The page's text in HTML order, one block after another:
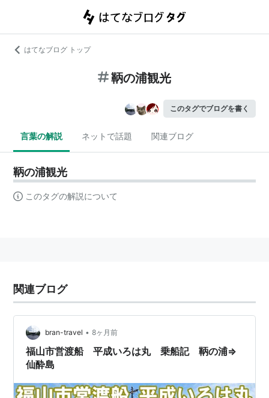
はてなブログ トップ
鞆の浦観光
このタグでブログを書く
言葉の解説 ネットで話題 関連ブログ
鞆の浦観光
このタグの解説について
関連ブログ
bran-travel • 8ヶ月前
福山市営渡船 平成いろは丸 乗船記 鞆の浦⇒
仙酔島